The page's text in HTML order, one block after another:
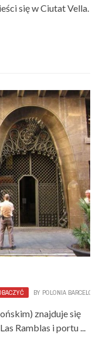
się w Ciutat Vella.
BY POLONIA
znajduje się
Ramblas i portu ...